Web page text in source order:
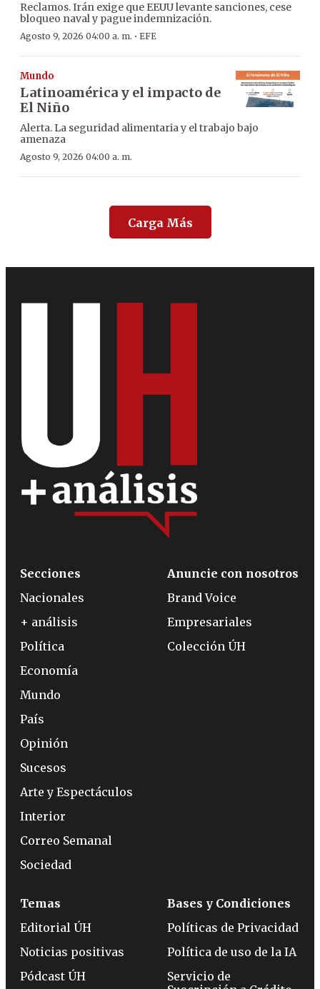
Reclamos. Irán exige que EEUU levante sanciones, cese
bloqueo naval y pague indemnización.
Agosto 9, 2026 04:00 a. m. · EFE
Mundo
Latinoamérica y el impacto de
El Niño
Alerta. La seguridad alimentaria y el trabajo bajo
amenaza
Agosto 9, 2026 04:00 a. m.
Carga Más
Secciones
Nacionales
+ análisis
Política
Economía
Mundo
País
Opinión
Sucesos
Arte y Espectáculos
Interior
Correo Semanal
Sociedad
Anuncie con nosotros
Brand Voice
Empresariales
Colección ÚH
Temas
Editorial ÚH
Noticias positivas
Pódcast ÚH
Bases y Condiciones
Políticas de Privacidad
Política de uso de la IA
Servicio de